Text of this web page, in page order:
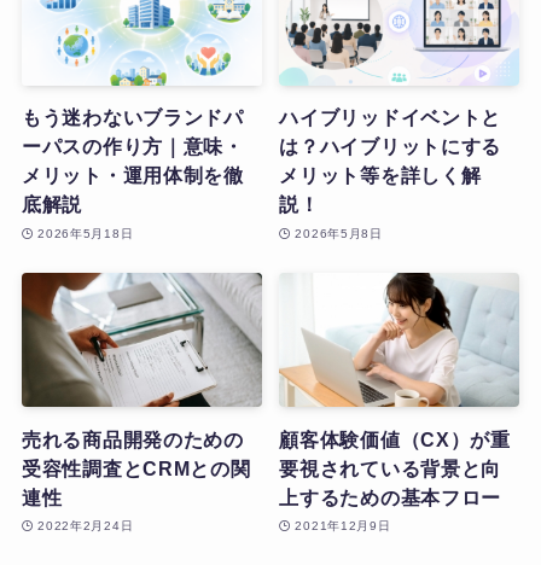
もう迷わないブランドパ
ーパスの作り方｜意味・
メリット・運用体制を徹
底解説
2026年5月18日
ハイブリッドイベントと
は？ハイブリットにする
メリット等を詳しく解
説！
2026年5月8日
売れる商品開発のための
受容性調査とCRMとの関
連性
2022年2月24日
顧客体験価値（CX）が重
要視されている背景と向
上するための基本フロー
2021年12月9日